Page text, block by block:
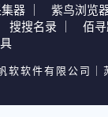
器 ｜ 紫鸟浏览
搜搜名录 ｜ 佰寻
软件有限公司｜